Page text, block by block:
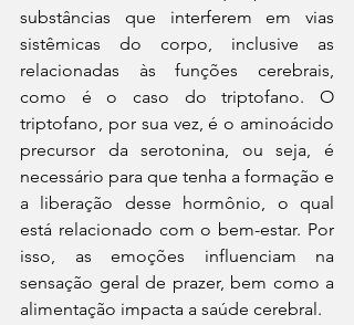
substâncias que interferem em vias
sistêmicas do corpo, inclusive as
relacionadas às funções cerebrais,
como é o caso do triptofano. O
triptofano, por sua vez, é o aminoácido
precursor da serotonina, ou seja, é
necessário para que tenha a formação e
a liberação desse hormônio, o qual
está relacionado com o bem-estar. Por
isso, as emoções influenciam na
sensação geral de prazer, bem como a
alimentação impacta a saúde cerebral.